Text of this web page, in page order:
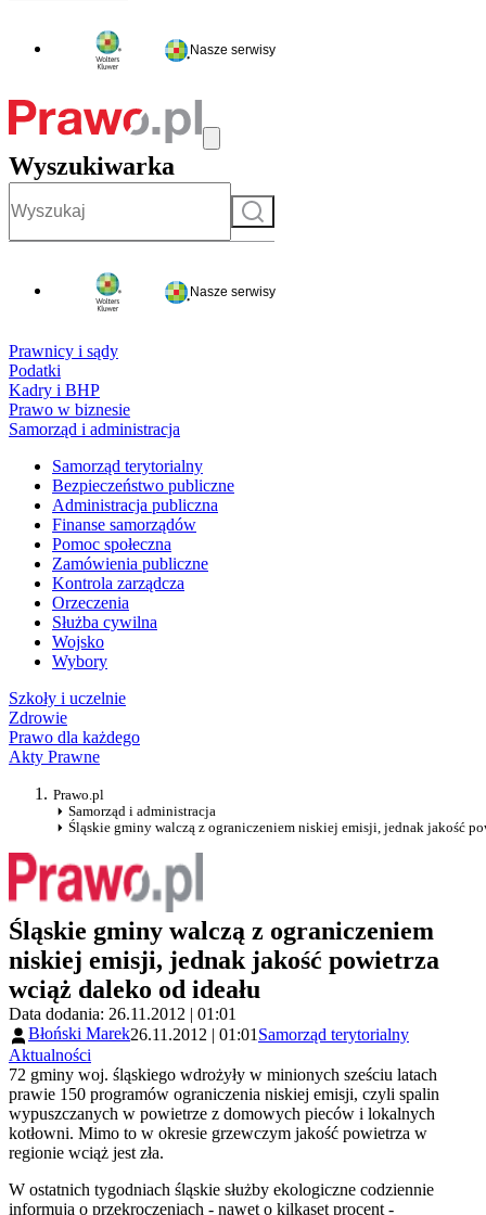
- rejestracja i logowanie do serwisu
Nasze serwisy
Wyszukiwarka
Szukaj
Nasze serwisy
Prawnicy i sądy
Podatki
Kadry i BHP
Prawo w biznesie
Samorząd i administracja
Samorząd terytorialny
Bezpieczeństwo publiczne
Administracja publiczna
Finanse samorządów
Pomoc społeczna
Zamówienia publiczne
Kontrola zarządcza
Orzeczenia
Służba cywilna
Wojsko
Wybory
Szkoły i uczelnie
Zdrowie
Prawo dla każdego
Akty Prawne
Prawo.pl
Samorząd i administracja
Śląskie gminy walczą z ograniczeniem niskiej emisji, jednak jakość
Śląskie gminy walczą z ograniczeniem
niskiej emisji, jednak jakość powietrza
wciąż daleko od ideału
Data dodania: 26.11.2012 | 01:01
Błoński Marek26.11.2012 | 01:01 Samorząd terytorialny
Aktualności
72 gminy woj. śląskiego wdrożyły w minionych sześciu latach
prawie 150 programów ograniczenia niskiej emisji, czyli spalin
wypuszczanych w powietrze z domowych pieców i lokalnych
kotłowni. Mimo to w okresie grzewczym jakość powietrza w
regionie wciąż jest zła.
W ostatnich tygodniach śląskie służby ekologiczne codziennie
informują o przekroczeniach - nawet o kilkaset procent -